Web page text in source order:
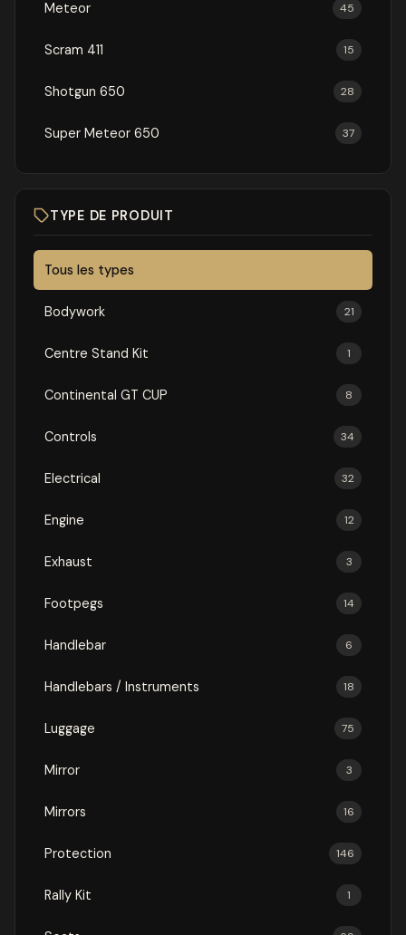
Meteor 45
Scram 411 15
Shotgun 650 28
Super Meteor 650 37
TYPE DE PRODUIT
Tous les types
Bodywork 21
Centre Stand Kit 1
Continental GT CUP 8
Controls 34
Electrical 32
Engine 12
Exhaust 3
Footpegs 14
Handlebar 6
Handlebars / Instruments 18
Luggage 75
Mirror 3
Mirrors 16
Protection 146
Rally Kit 1